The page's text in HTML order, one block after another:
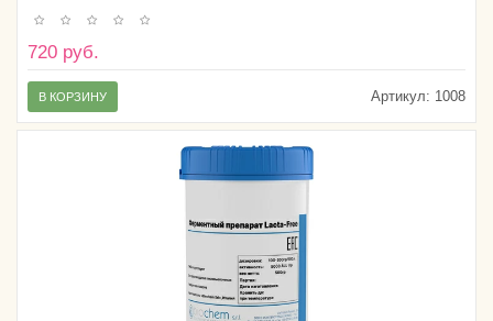
720 руб.
Артикул: 1008
В КОРЗИНУ